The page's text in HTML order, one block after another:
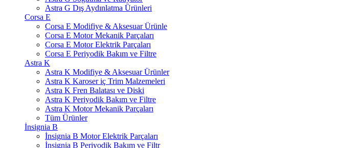
Astra G Dış Aydınlatma Ürünleri
Corsa E
Corsa E Modifiye & Aksesuar Ürünle
Corsa E Motor Mekanik Parçaları
Corsa E Motor Elektrik Parçaları
Corsa E Periyodik Bakım ve Filtre
Astra K
Astra K Modifiye & Aksesuar Ürünler
Astra K Karoser iç Trim Malzemeleri
Astra K Fren Balatası ve Diski
Astra K Periyodik Bakım ve Filtre
Astra K Motor Mekanik Parçaları
Tüm Ürünler
İnsignia B
İnsignia B Motor Elektrik Parçaları
İnsignia B Periyodik Bakım ve Filtr